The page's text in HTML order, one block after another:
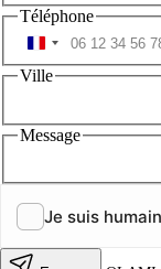
Téléphone
Ville
Message